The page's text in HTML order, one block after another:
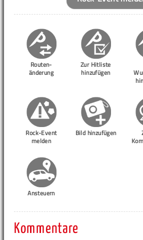
Routen-
änderung
Zur Hitliste
hinzufügen
Rock-Event
melden
Bild hinzufügen
Ansteuern
Kommentare